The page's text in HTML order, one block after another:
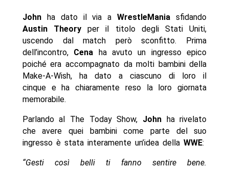
Johnha dato il via aWrestleMania sfidando
Austin Theory per il titolo degli Stati Uniti,
uscendo dal match però sconfitto. Prima
dell’incontro, Cena ha avuto un ingresso epico
poiché era accompagnato da molti bambini della
Make-A-Wish, ha dato a ciascuno di loro il
cinque e ha chiaramente reso la loro giornata
memorabile.
Parlando al The Today Show, Johnha rivelato
che avere quei bambini come parte del suo
ingresso è stata interamente un’idea della WWE:
“Gesti così belli ti fanno sentire bene.